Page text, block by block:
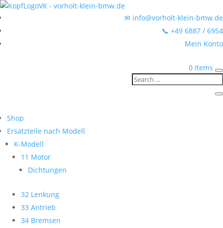
✉ info@vorholt-klein-bmw.de
📞 +49 6887 / 6954
Mein Konto
0 Items
Shop
Ersatzteile nach Modell
K-Modell
11 Motor
Dichtungen
32 Lenkung
33 Antrieb
34 Bremsen